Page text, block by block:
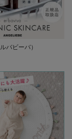
バビーバ）